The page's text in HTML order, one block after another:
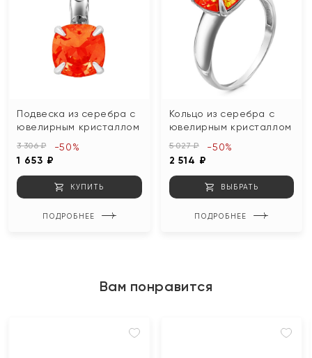
Подвеска из серебра с
ювелирным кристаллом
3 306 ₽
1 653 ₽
-50%
КУПИТЬ
ПОДРОБНЕЕ
Кольцо из серебра с
ювелирным кристаллом
5 027 ₽
2 514 ₽
-50%
ВЫБРАТЬ
ПОДРОБНЕЕ
Вам понравится